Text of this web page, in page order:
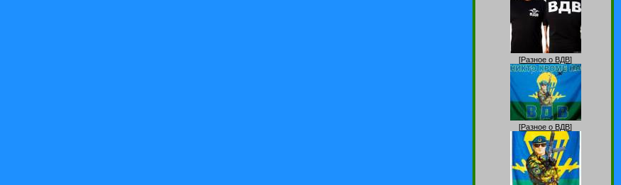
[Разное о ВДВ]
[Разное о ВДВ]